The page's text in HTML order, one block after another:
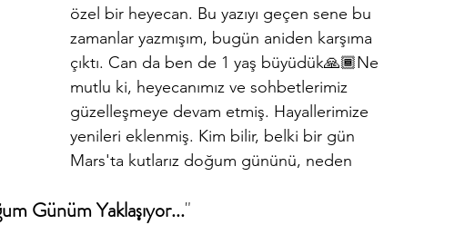
özel bir heyecan. Bu yazıyı geçen sene bu
zamanlar yazmışım, bugün aniden karşıma
çıktı. Can da ben de 1 yaş büyüdük🙏🏾Ne
mutlu ki, heyecanımız ve sohbetlerimiz
güzelleşmeye devam etmiş. Hayallerimize
yenileri eklenmiş. Kim bilir, belki bir gün
Mars'ta kutlarız doğum gününü, neden
Günüm Yaklaşıyor..."